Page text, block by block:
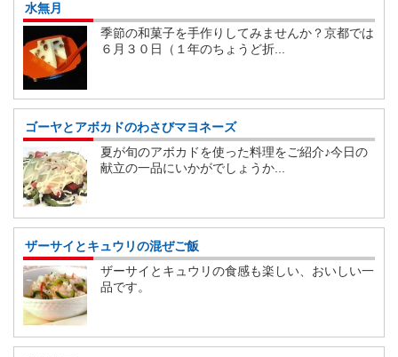
水無月
季節の和菓子を手作りしてみませんか？京都では
６月３０日（１年のちょうど折...
ゴーヤとアボカドのわさびマヨネーズ
夏が旬のアボカドを使った料理をご紹介♪今日の
献立の一品にいかがでしょうか...
ザーサイとキュウリの混ぜご飯
ザーサイとキュウリの食感も楽しい、おいしい一
品です。